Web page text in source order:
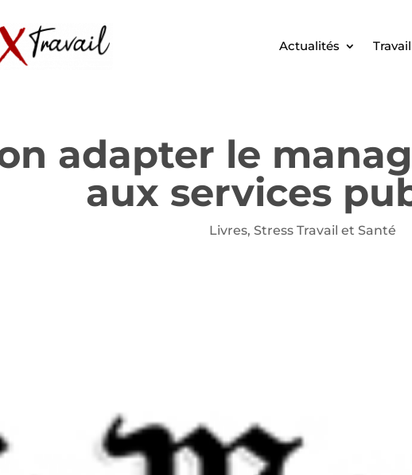
Actualités
adapter le
aux services
Livres, Stress Travail et Santé